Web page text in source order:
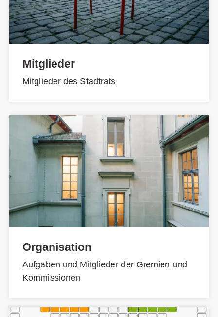
Mitglieder
Mitglieder des Stadtrats
Organisation
Aufgaben und Mitglieder der Gremien und
Kommissionen